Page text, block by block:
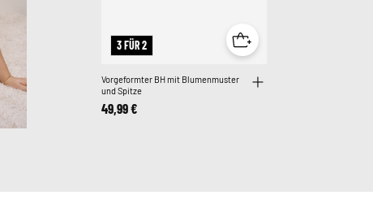
3 FÜR 2
Vorgeformter BH mit Blumenmuster
und Spitze
49,99 €